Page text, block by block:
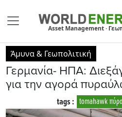
Asset Management ·
Άμυνα & Γεωπολιτική
Γερμανία- ΗΠΑ:
για την αγορά
tomahawk
tags :